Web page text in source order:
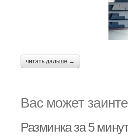
читать дальше →
Вас может
Разминка за 5